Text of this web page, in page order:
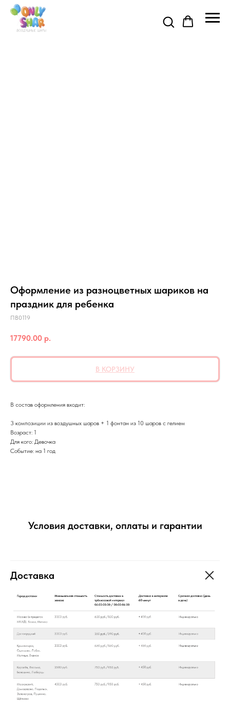
Оформление из разноцветных шариков на
праздник для ребенка
ПВ0119
17790.00 р.
В КОРЗИНУ
В состав оформления входит:
3 композиции из воздушных шаров + 1 фонтан из 10 шаров с гелием
Возраст: 1
Для кого: Девочка
Событие: на 1 год
Условия доставки, оплаты и гарантии
Доставка